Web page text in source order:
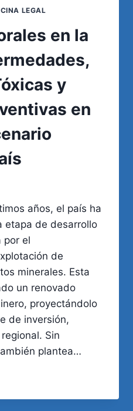
LEGAL
en la
y
en
años, el país ha
etapa de desarrollo
por el
de
minerales. Esta
un renovado
proyectándolo
de inversión,
Sin
plantea…